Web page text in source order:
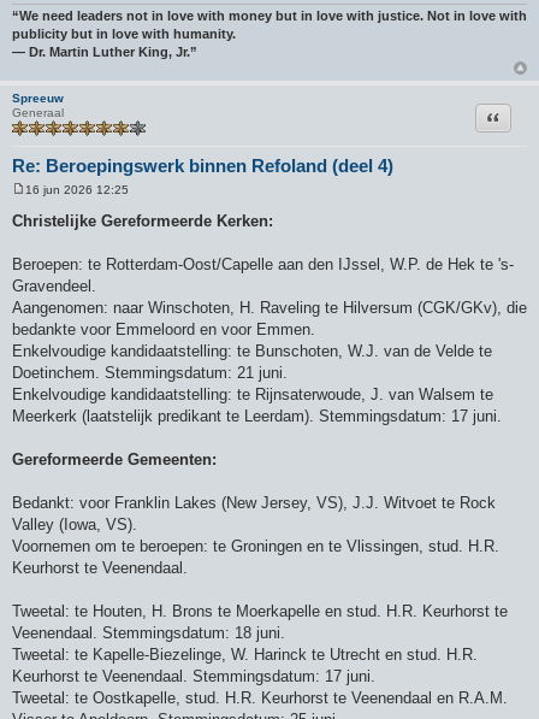
“We need leaders not in love with money but in love with justice. Not in love with
publicity but in love with humanity.
― Dr. Martin Luther King, Jr.”
Spreeuw
Generaal
Re: Beroepingswerk binnen Refoland (deel 4)
Citeer
e
r
h
t
16 jun 2026 12:25
Christelijke Gereformeerde Kerken:
Beroepen: te Rotterdam-Oost/Capelle aan den IJssel, W.P. de Hek te 's-
Gravendeel.
Aangenomen: naar Winschoten, H. Raveling te Hilversum (CGK/GKv), die
bedankte voor Emmeloord en voor Emmen.
Enkelvoudige kandidaatstelling: te Bunschoten, W.J. van de Velde te
Doetinchem. Stemmingsdatum: 21 juni.
Enkelvoudige kandidaatstelling: te Rijnsaterwoude, J. van Walsem te
Meerkerk (laatstelijk predikant te Leerdam). Stemmingsdatum: 17 juni.
Gereformeerde Gemeenten:
Bedankt: voor Franklin Lakes (New Jersey, VS), J.J. Witvoet te Rock
Valley (Iowa, VS).
Voornemen om te beroepen: te Groningen en te Vlissingen, stud. H.R.
Keurhorst te Veenendaal.
Tweetal: te Houten, H. Brons te Moerkapelle en stud. H.R. Keurhorst te
Veenendaal. Stemmingsdatum: 18 juni.
Tweetal: te Kapelle-Biezelinge, W. Harinck te Utrecht en stud. H.R.
Keurhorst te Veenendaal. Stemmingsdatum: 17 juni.
Tweetal: te Oostkapelle, stud. H.R. Keurhorst te Veenendaal en R.A.M.